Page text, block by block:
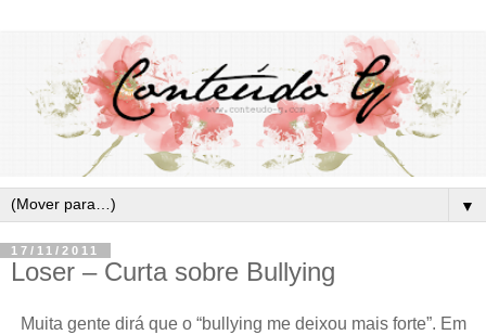
▼
17/11/2011
Loser – Curta sobre Bullying
Muita gente dirá que o “bullying me deixou mais forte”. Em